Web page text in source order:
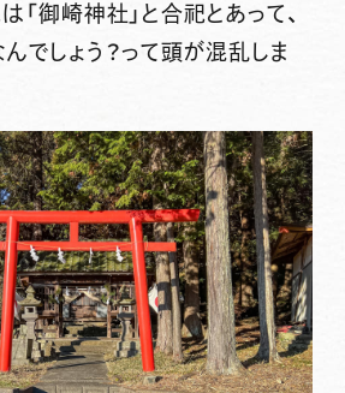
「御崎神社」 と合祀とあって、
でしょう？って頭が混乱しま